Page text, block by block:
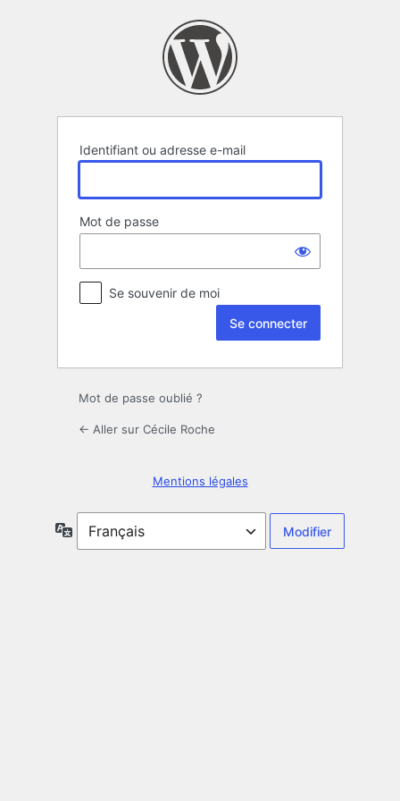
Identifiant ou adresse e-mail
Mot de passe
Se souvenir de moi
Mot de passe oublié ?
← Aller sur Cécile Roche
Mentions légales
Langue